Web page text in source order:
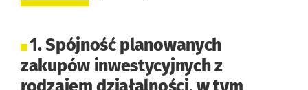
1. Spójność planowanych
zakupów inwestycyjnych z